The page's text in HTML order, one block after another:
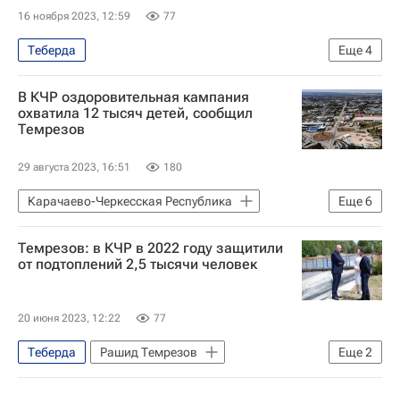
16 ноября 2023, 12:59 77
Еще4
Теберда
Карачаево-Черкесская Республика
Карачаево-Черкесская республика (КЧР)
Карачаевск
В КЧР оздоровительная кампания
охватила 12 тысяч детей, сообщил
Темрезов
29 августа 2023, 16:51 180
Еще6
Карачаево-Черкесская Республика
Общество
Луганская Народная Республика
Карачаево-Черкесская республика (КЧР)
Темрезов: в КЧР в 2022 году защитили
от подтоплений 2,5 тысячи человек
20 июня 2023, 12:22 77
Еще2
Теберда
Рашид Темрезов
Карачаевск